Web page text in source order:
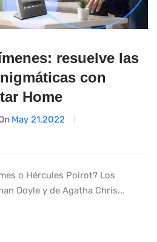
resuelve las
con
Home
May 21,2022
o Hércules Poirot? Los
Doyle y de Agatha Chris...